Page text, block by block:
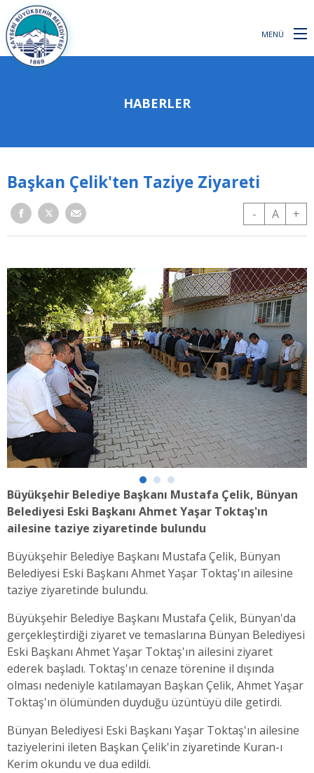
MENÜ
HABERLER
Başkan Çelik'ten Taziye Ziyareti
- A +
Büyükşehir Belediye Başkanı Mustafa Çelik, Bünyan
Belediyesi Eski Başkanı Ahmet Yaşar Toktaş'ın
ailesine taziye ziyaretinde bulundu
Büyükşehir Belediye Başkanı Mustafa Çelik, Bünyan
Belediyesi Eski Başkanı Ahmet Yaşar Toktaş'ın ailesine
taziye ziyaretinde bulundu.
Büyükşehir Belediye Başkanı Mustafa Çelik, Bünyan'da
gerçekleştirdiği ziyaret ve temaslarına Bünyan Belediyesi
Eski Başkanı Ahmet Yaşar Toktaş'ın ailesini ziyaret
ederek başladı. Toktaş'ın cenaze törenine il dışında
olması nedeniyle katılamayan Başkan Çelik, Ahmet Yaşar
Toktaş'ın ölümünden duyduğu üzüntüyü dile getirdi.
Bünyan Belediyesi Eski Başkanı Yaşar Toktaş'ın ailesine
taziyelerini ileten Başkan Çelik'in ziyaretinde Kuran-ı
Kerim okundu ve dua edildi.